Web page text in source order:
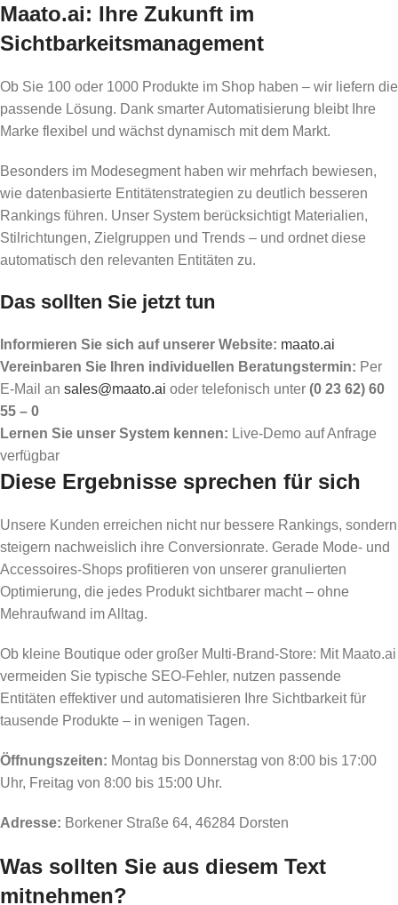
Maato.ai: Ihre Zukunft im
Sichtbarkeitsmanagement
Ob Sie 100 oder 1000 Produkte im Shop haben – wir liefern die
passende Lösung. Dank smarter Automatisierung bleibt Ihre
Marke flexibel und wächst dynamisch mit dem Markt.
Besonders im Modesegment haben wir mehrfach bewiesen,
wie datenbasierte Entitätenstrategien zu deutlich besseren
Rankings führen. Unser System berücksichtigt Materialien,
Stilrichtungen, Zielgruppen und Trends – und ordnet diese
automatisch den relevanten Entitäten zu.
Das sollten Sie jetzt tun
Informieren Sie sich auf unserer Website: maato.ai
Vereinbaren Sie Ihren individuellen Beratungstermin: Per
E-Mail an sales@maato.ai oder telefonisch unter (0 23 62) 60
55 – 0
Lernen Sie unser System kennen: Live-Demo auf Anfrage
verfügbar
Diese Ergebnisse sprechen für sich
Unsere Kunden erreichen nicht nur bessere Rankings, sondern
steigern nachweislich ihre Conversionrate. Gerade Mode- und
Accessoires-Shops profitieren von unserer granulierten
Optimierung, die jedes Produkt sichtbarer macht – ohne
Mehraufwand im Alltag.
Ob kleine Boutique oder großer Multi-Brand-Store: Mit Maato.ai
vermeiden Sie typische SEO-Fehler, nutzen passende
Entitäten effektiver und automatisieren Ihre Sichtbarkeit für
tausende Produkte – in wenigen Tagen.
Öffnungszeiten: Montag bis Donnerstag von 8:00 bis 17:00
Uhr, Freitag von 8:00 bis 15:00 Uhr.
Adresse: Borkener Straße 64, 46284 Dorsten
Was sollten Sie aus diesem Text
mitnehmen?